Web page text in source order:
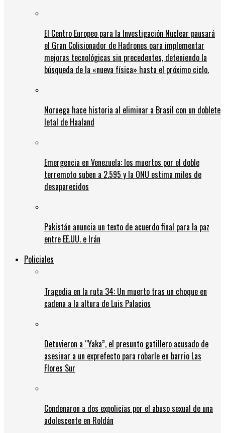
El Centro Europeo para la Investigación Nuclear pausará
el Gran Colisionador de Hadrones para implementar
mejoras tecnológicas sin precedentes, deteniendo la
búsqueda de la «nueva física» hasta el próximo ciclo.
Noruega hace historia al eliminar a Brasil con un doblete
letal de Haaland
Emergencia en Venezuela: los muertos por el doble
terremoto suben a 2.595 y la ONU estima miles de
desaparecidos
Pakistán anuncia un texto de acuerdo final para la paz
entre EE.UU. e Irán
Policiales
Tragedia en la ruta 34: Un muerto tras un choque en
cadena a la altura de Luis Palacios
Detuvieron a “Yaka”, el presunto gatillero acusado de
asesinar a un exprefecto para robarle en barrio Las
Flores Sur
Condenaron a dos expolicías por el abuso sexual de una
adolescente en Roldán